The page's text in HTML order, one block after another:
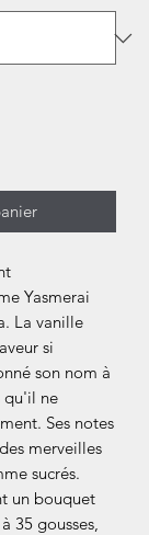
Yasmerai
La vanille
si
son nom à
qu'il ne
Ses notes
merveilles
sucrés.
un bouquet
35 gousses,